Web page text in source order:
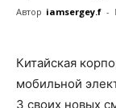
Автор iamsergey.f -
Китайская
мобильной
3 своих новых